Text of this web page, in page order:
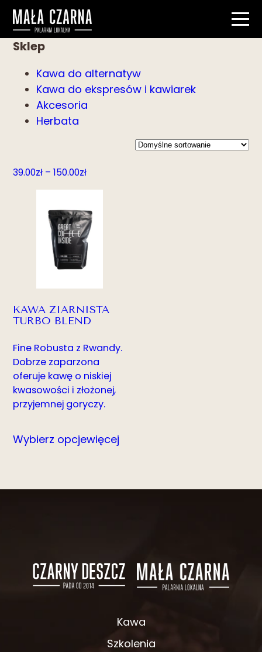
Sklep
Kawa do alternatyw
Kawa do ekspresów i kawiarek
Akcesoria
Herbata
39.00zł – 150.00złZakres
39.00zł
do
150.00zł
KAWA ZIARNISTA
TURBO BLEND
Fine Robusta z Rwandy.
Dobrze zaparzona
oferuje kawę o niskiej
kwasowości i złożonej,
przyjemnej goryczy.
Wybierz opcjewięcej
Kawa
Szkolenia